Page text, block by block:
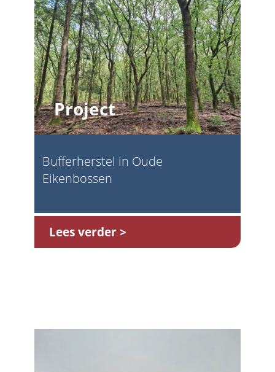
Project
Bufferherstel in Oude
Eikenbossen
Lees verder